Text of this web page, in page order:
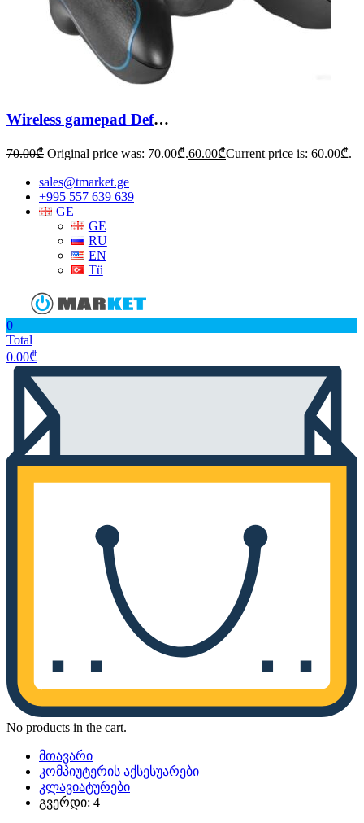
Wireless gamepad Defender Blast
70.00₾ Original price was: 70.00₾.60.00₾Current price is: 60.00₾.
sales@tmarket.ge
+995 557 639 639
GE
GE
RU
EN
Tü
0
Total
0.00₾
No products in the cart.
მთავარი
კომპიუტერის აქსესუარები
კლავიატურები
გვერდი: 4